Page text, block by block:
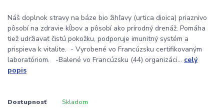
Náš doplnok stravy na báze bio žihľavy (urtica dioica) priaznivo
pôsobí na zdravie kĺbov a pôsobí ako prírodný drenáž. Pomáha
tiež udržiavať čistú pokožku, podporuje imunitný systém a
prispieva k vitalite. - Vyrobené vo Francúzsku certifikovaným
laboratóriom. -Balené vo Francúzsku (44) organizáci... celý
popis
Dostupnosť Skladom